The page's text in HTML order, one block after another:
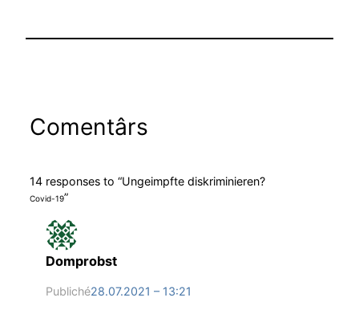
Comentârs
14 responses to “Ungeimpfte diskriminieren?
Covid-19”
Domprobst
Publiché28.07.2021 – 13:21